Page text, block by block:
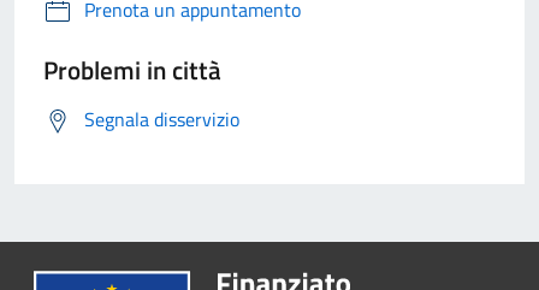
Prenota un appuntamento
Problemi in città
Segnala disservizio